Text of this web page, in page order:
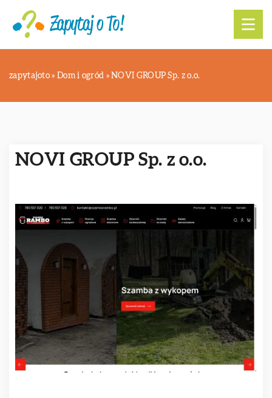
zapytajoto » Dom i ogród »NOVI GROUP Sp. z o.o.
NOVI GROUP Sp. z o.o.